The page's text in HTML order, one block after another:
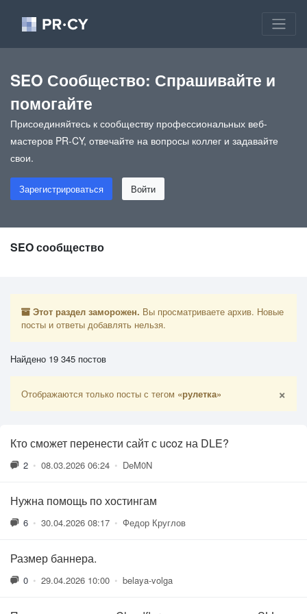
SEO Сообщество: Спрашивайте и
помогайте
Присоединяйтесь к сообществу профессиональных веб-
мастеров PR-CY, отвечайте на вопросы коллег и задавайте
свои.
Зарегистрироваться Войти
SEO сообщество
Этот раздел заморожен. Вы просматриваете архив. Новые
посты и ответы добавлять нельзя.
Найдено 19 345 постов
Отображаются только посты с тегом «рулетка» ×
Кто сможет перенести сайт с ucoz на DLE?
2 • 08.03.2026 06:24 • DeM0N
Нужна помощь по хостингам
6 • 30.04.2026 08:17 • Федор Круглов
Размер баннера.
0 • 29.04.2026 10:00 • belaya-volga